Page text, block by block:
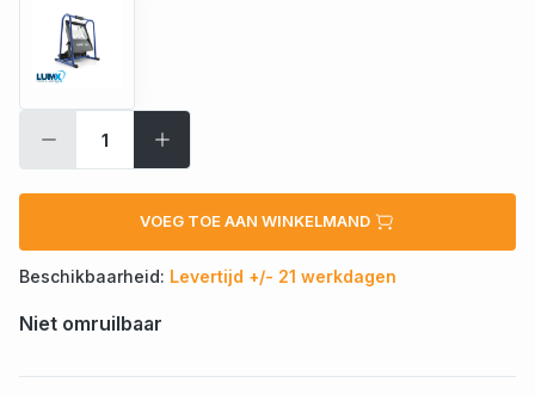
VOEG TOE AAN WINKELMAND
Beschikbaarheid: Levertijd +/- 21 werkdagen
Niet omruilbaar